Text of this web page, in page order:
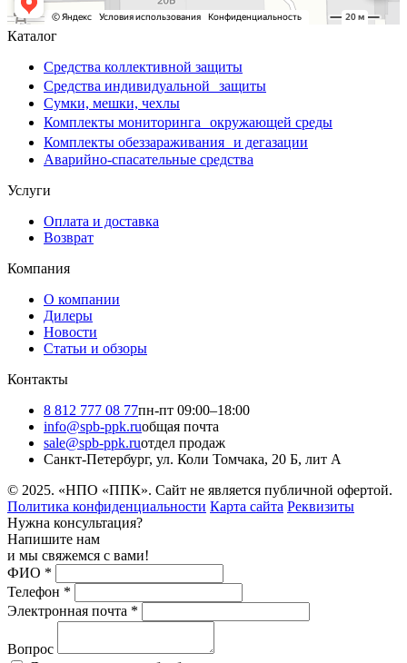
Каталог
Средства коллективной защиты
Средства индивидуальной защиты
Сумки, мешки, чехлы
Комплекты мониторинга окружающей среды
Комплекты обеззараживания и дегазации
Аварийно-спасательные средства
Услуги
Оплата и доставка
Возврат
Компания
О компании
Дилеры
Новости
Статьи и обзоры
Контакты
8 812 777 08 77пн-пт 09:00–18:00
info@spb-ppk.ruобщая почта
sale@spb-ppk.ruотдел продаж
Санкт-Петербург, ул. Коли Томчака, 20 Б, лит А
© 2025. «НПО «ППК». Сайт не является публичной офертой.
Политика конфиденциальности Карта сайта Реквизиты
Нужна консультация?
Напишите нам
и мы свяжемся с вами!
ФИО *
Телефон *
Электронная почта *
Вопрос